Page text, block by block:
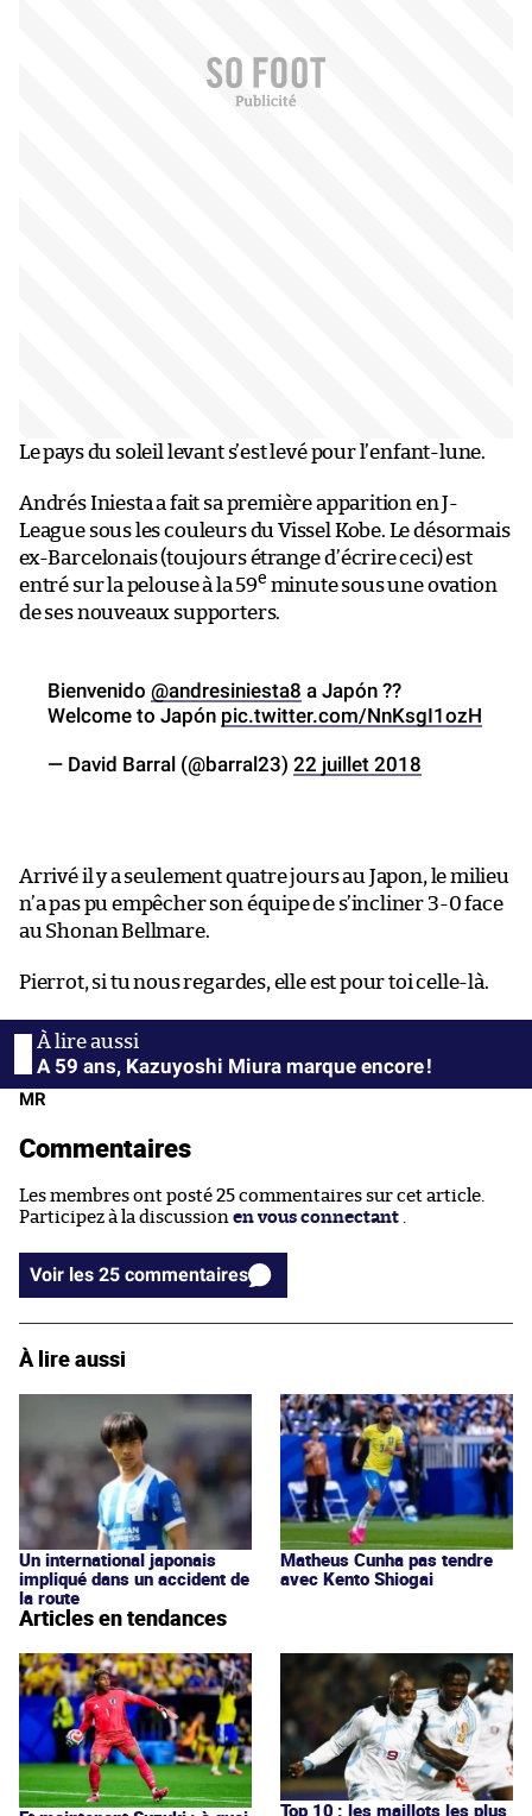
Le pays du soleil levant s’est levé pour l’enfant-lune.
Andrés Iniesta a fait sa première apparition en J-
League sous les couleurs du Vissel Kobe. Le désormais
ex-Barcelonais (toujours étrange d’écrire ceci) est
entré sur la pelouse à la 59e minute sous une ovation
de ses nouveaux supporters.
Bienvenido @andresiniesta8 a Japón ??
Welcome to Japón pic.twitter.com/NnKsgI1ozH
— David Barral (@barral23) 22 juillet 2018
Arrivé il y a seulement quatre jours au Japon, le milieu
n’a pas pu empêcher son équipe de s’incliner 3-0 face
au Shonan Bellmare.
Pierrot, si tu nous regardes, elle est pour toi celle-là.
A 59 ans, Kazuyoshi Miura marque encore !
MR
Commentaires
Les membres ont posté 25 commentaires sur cet article.
Participez à la discussion en vous connectant .
Voir les 25 commentaires
À lire aussi
Un international japonais
impliqué dans un accident de
la route
Matheus Cunha pas tendre
avec Kento Shiogai
Articles en tendances
Top 10 : les maillots les plus